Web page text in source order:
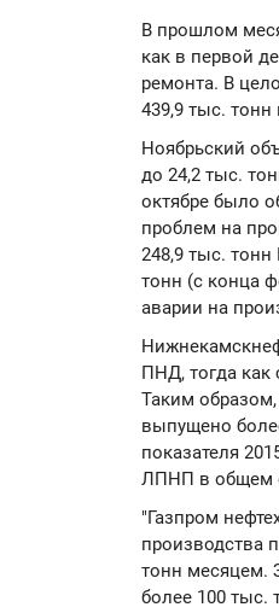
В прошлом
как в первой
ремонта. В
439,9 тыс. тонн
Ноябрьский
до 24,2 тыс.
октябре было
проблем на
248,9 тыс. тонн
тонн (с конца
аварии на
ПНД, тогда как
Таким
выпущено
показателя
ЛПНП в общем
"Газпром
производства
тонн месяцем.
более 100 тыс.